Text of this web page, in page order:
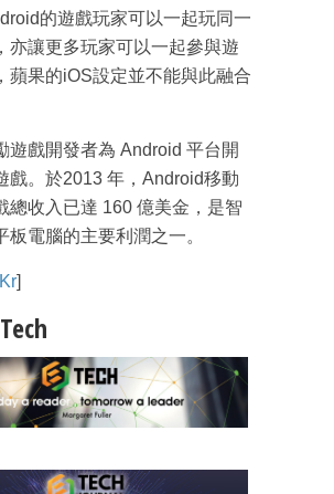
的遊戲玩家可以一起玩同一
亦讓更多玩家可以一起參與遊
蘋果的iOS設定並不能與此融合
遊戲開發者為 Android 平台開
戲。於2013 年，Android移動
總收入已達 160 億美金，是智
板電腦的主要利潤之一。
]